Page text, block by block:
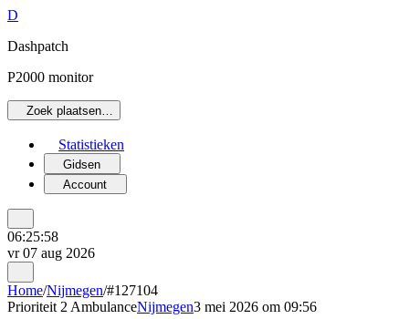
D
Dashpatch
P2000 monitor
Zoek plaatsen…
Statistieken
Gidsen
Account
06:25:58
vr 07 aug 2026
Home/Nijmegen/#127104
Prioriteit 2 AmbulanceNijmegen3 mei 2026 om 09:56